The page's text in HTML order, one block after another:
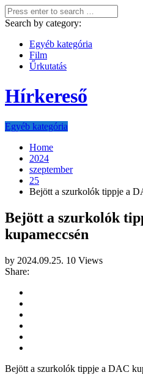
Search by category:
Egyéb kategória
Film
Űrkutatás
Hírkereső
Egyéb kategória
Home
2024
szeptember
25
Bejött a szurkolók tippje a
Bejött a szurkolók
kupameccsén
by 2024.09.25. 10 Views
Share:
Bejött a szurkolók tippje a DAC